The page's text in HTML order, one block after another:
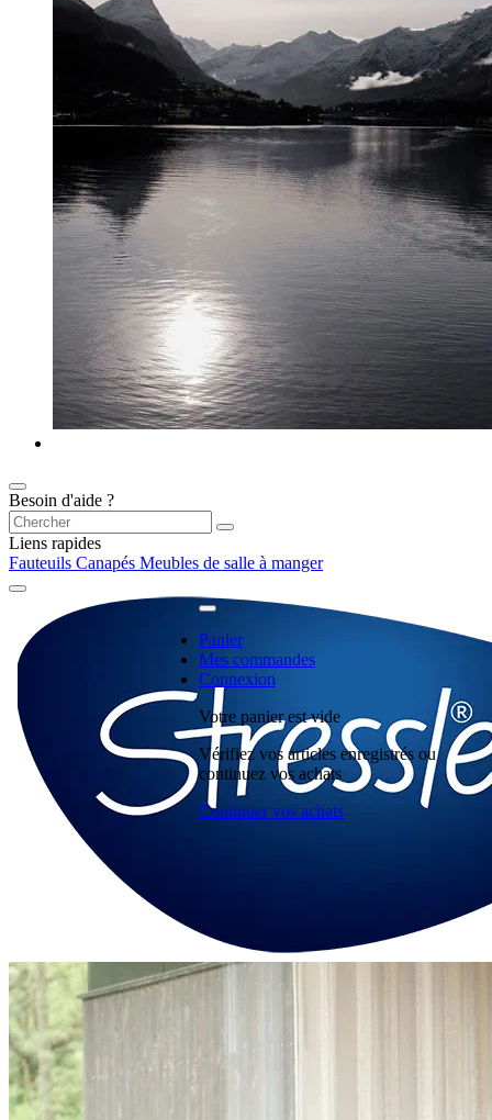
Besoin d'aide ?
Liens rapides
Fauteuils Canapés Meubles de salle à manger
Panier
Mes commandes
Connexion
Votre panier est vide
Vérifiez vos articles enregistrés ou
continuez vos achats
Continuer vos achats